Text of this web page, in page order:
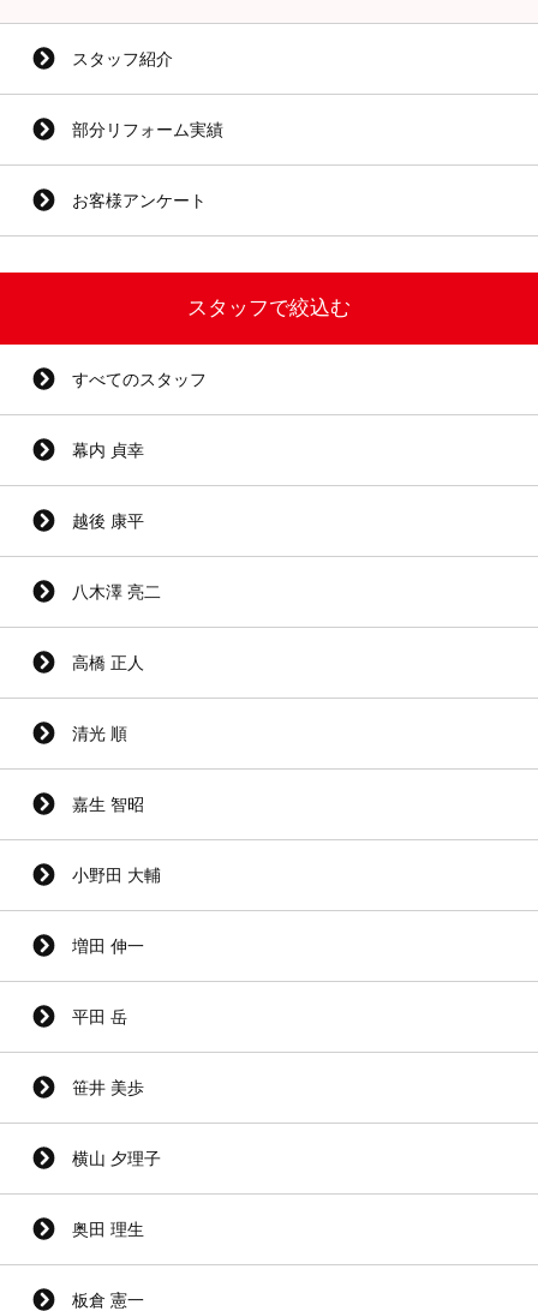
スタッフ紹介
部分リフォーム実績
お客様アンケート
スタッフで絞込む
すべてのスタッフ
幕内 貞幸
越後 康平
八木澤 亮二
高橋 正人
清光 順
嘉生 智昭
小野田 大輔
増田 伸一
平田 岳
笹井 美歩
横山 夕理子
奥田 理生
板倉 憲一